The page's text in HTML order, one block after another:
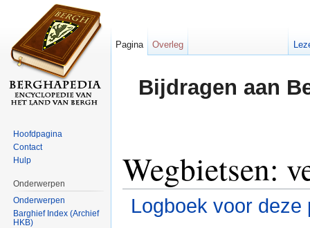
Bijdragen aan
Wegbietsen:
Logboek voor deze
Pagina Overleg
Hoofdpagina
Contact
Hulp
Onderwerpen
Onderwerpen
Barghief Index (Archief
HKB)